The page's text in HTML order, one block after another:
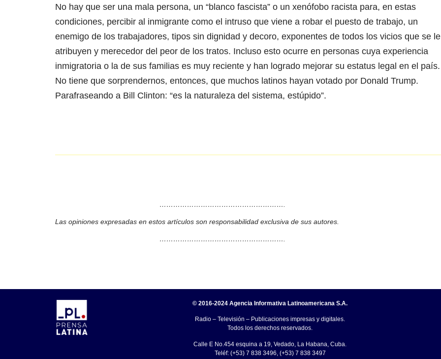
No hay que ser una mala persona, un “blanco fascista” o un xenófobo racista para, en estas
condiciones, percibir al inmigrante como el intruso que viene a robar el puesto de trabajo, un
enemigo de los trabajadores, tipos sin dignidad y decoro, exponentes de todos los vicios que se le
atribuyen y merecedor del peor de los tratos. Incluso esto ocurre en personas cuya experiencia
inmigratoria o la de sus familias es muy reciente y han logrado mejorar su estatus legal en el país.
No tiene que sorprendernos, entonces, que muchos latinos hayan votado por Donald Trump.
Parafraseando a Bill Clinton: “es la naturaleza del sistema, estúpido”.
……………………………………………….
Las opiniones expresadas en estos artículos son responsabilidad exclusiva de sus autores.
……………………………………………….
© 2016-2024 Agencia Informativa Latinoamericana S.A.
Radio – Televisión – Publicaciones impresas y digitales.
Todos los derechos reservados.
Calle E No.454 esquina a 19, Vedado, La Habana, Cuba.
Teléf: (+53) 7 838 3496, (+53) 7 838 3497